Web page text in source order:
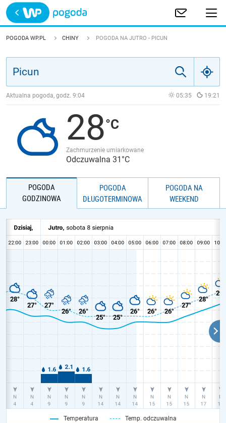
Trwa ładowanie
POLSKA
JAKOŚĆ POWIETRZA
POGODA WP.PL CHINY POGODA NA JUTRO - PICUN
Aktualna pogoda, godz. 9:04 05:35 19:21
28
Zachmurzenie umiarkowane
Odczuwalna 31°C
POGODA
GODZINOWA
POGODA
DŁUGOTERMINOWA
POGODA NA
WEEKEND
Temperatura Temp. odczuwalna